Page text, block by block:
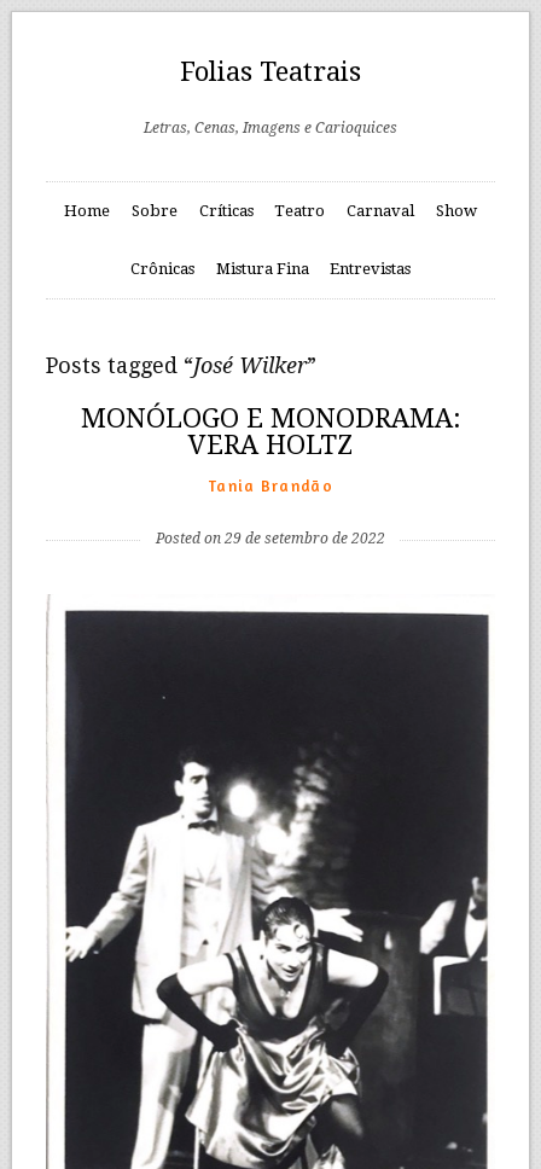
Folias Teatrais
Letras, Cenas, Imagens e Carioquices
Home Sobre Críticas Teatro Carnaval Show
Crônicas Mistura Fina Entrevistas
Posts tagged “José Wilker”
MONÓLOGO E MONODRAMA:
VERA HOLTZ
Tania Brandão
Posted on 29 de setembro de 2022